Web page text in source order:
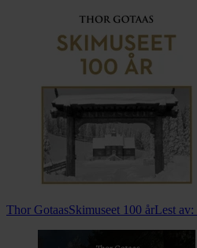
Thor GotaasSkimuseet 100 årLest av: